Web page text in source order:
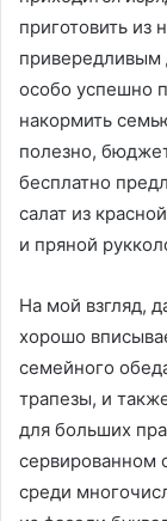
приготовить из
привередливым
особо успешно
накормить
полезно,
бесплатно
салат из
и пряной
На мой взгляд,
хорошо
семейного
трапезы, и
для больших
сервированном
среди